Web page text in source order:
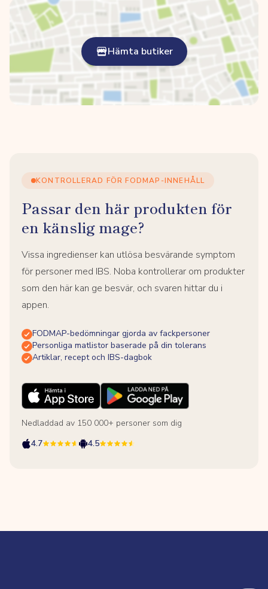
Hämta butiker
KONTROLLERAD FÖR FODMAP-INNEHÅLL
Passar den här produkten för
en känslig mage?
Vissa ingredienser kan utlösa besvärande symptom
för personer med IBS. Noba kontrollerar om produkter
som den här kan ge besvär, och svaren hittar du i
appen.
FODMAP-bedömningar gjorda av fackpersoner
Personliga matlistor baserade på din tolerans
Artiklar, recept och IBS-dagbok
Nedladdad av 150 000+ personer som dig
4.7
4.5